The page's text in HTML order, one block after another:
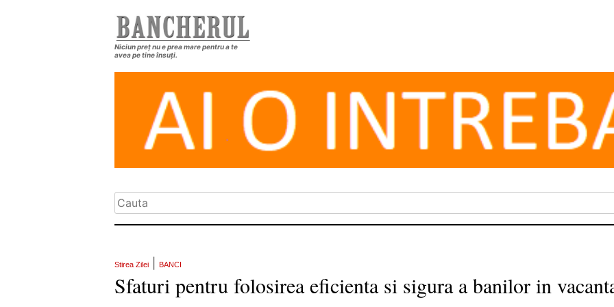
Niciun preț nu e prea mare pentru a te
avea pe tine însuți.
Stirea Zilei BANCI
Sfaturi pentru folosirea eficienta si sigura a banilor in